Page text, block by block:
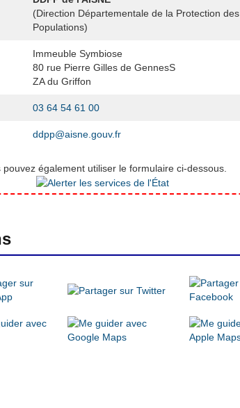
(Direction Départementale de la Protection des
Populations)
Immeuble Symbiose
80 rue Pierre Gilles de GennesS
ZA du Griffon
03 64 54 61 00
ddpp@aisne.gouv.fr
pouvez également utiliser le formulaire ci-dessous.